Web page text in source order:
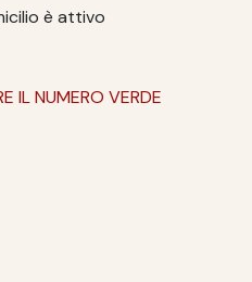
è attivo
IL NUMERO VERDE